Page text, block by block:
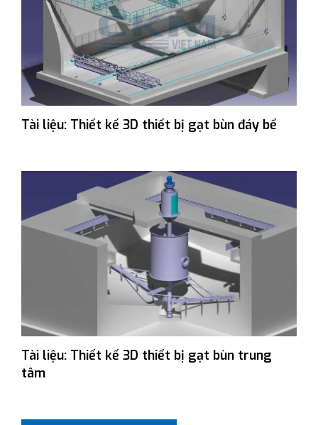
Tài liệu: Thiết kế 3D thiết bị gạt bùn đáy bể
Tài liệu: Thiết kế 3D thiết bị gạt bùn trung
tâm